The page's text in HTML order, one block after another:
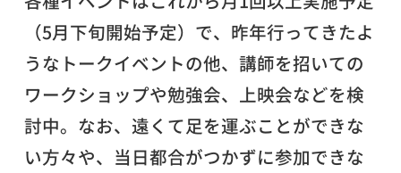
（5月下旬開始予定）で、昨年行ってきたよ
うなトークイベントの他、講師を招いての
ワークショップや勉強会、上映会などを検
討中。なお、遠くて足を運ぶことができな
い方々や、当日都合がつかずに参加できな